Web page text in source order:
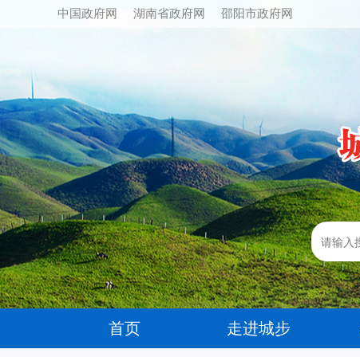
中国政府网 湖南省政府网 邵阳市政府网
首页 走进城步